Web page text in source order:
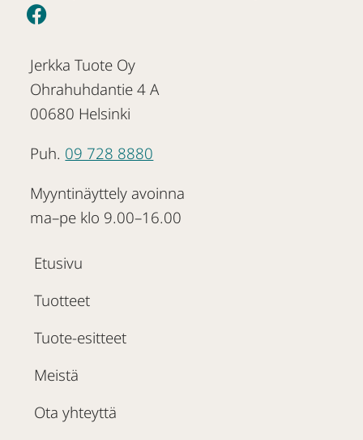
Jerkka Tuote Oy
Ohrahuhdantie 4 A
00680 Helsinki
Puh. 09 728 8880
Myyntinäyttely avoinna
ma–pe klo 9.00–16.00
Etusivu
Tuotteet
Tuote-esitteet
Meistä
Ota yhteyttä